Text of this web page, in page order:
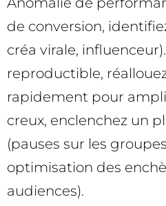
de conversion,
créa virale, influenceur).
reproductible,
rapidement pour
creux, enclenchez un
(pauses sur les
optimisation des
audiences).